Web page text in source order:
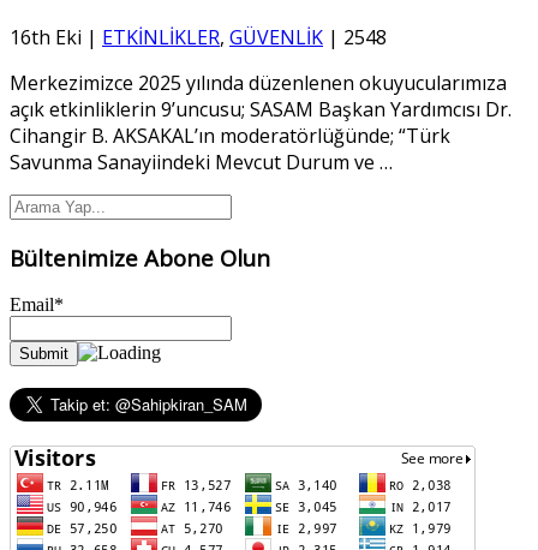
16th Eki | ETKİNLİKLER, GÜVENLİK | 2548
Merkezimizce 2025 yılında düzenlenen okuyucularımıza
açık etkinliklerin 9’uncusu; SASAM Başkan Yardımcısı Dr.
Cihangir B. AKSAKAL’ın moderatörlüğünde; “Türk
Savunma Sanayiindeki Mevcut Durum ve …
Bültenimize Abone Olun
Email*